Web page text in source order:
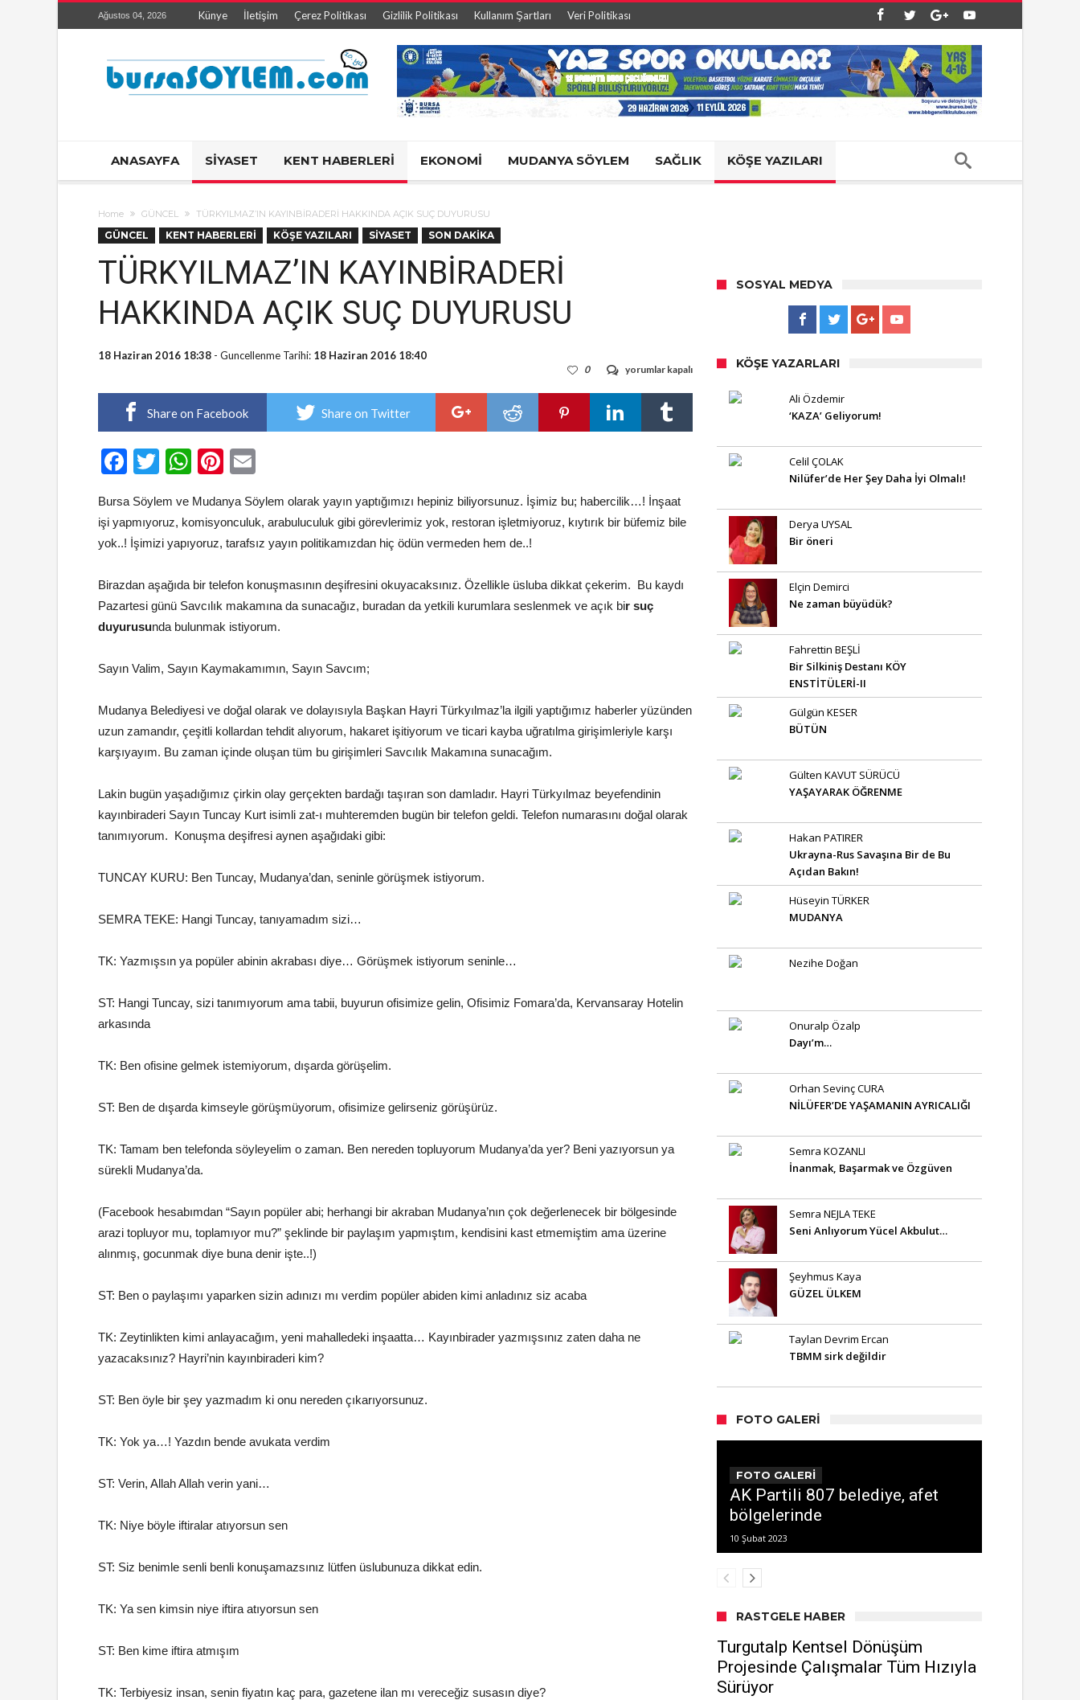
Ağustos 04, 2026 Künye İletişim Çerez Politikası Gizlilik Politikası Kullanım Şartları Veri Politikası
ANASAYFA SİYASET KENT HABERLERİ EKONOMİ MUDANYA SÖYLEM SAĞLIK KÖŞE YAZILARI
Home GÜNCEL TÜRKYILMAZ’IN KAYINBİRADERİ HAKKINDA AÇIK SUÇ DUYURUSU
GÜNCEL KENT HABERLERİ KÖŞE YAZILARI SİYASET SON DAKİKA
TÜRKYILMAZ’IN KAYINBİRADERİ
HAKKINDA AÇIK SUÇ DUYURUSU
18 Haziran 2016 18:38 - Guncellenme Tarihi: 18 Haziran 2016 18:40
TÜRKYILMAZ’IN
HAKKINDA
SUÇ
DUYURUSU
yorumlar kapalı
0
Share on Facebook Share on Twitter
Facebook
TwitterWhatsApp
Pinterest
Bursa Söylem ve Mudanya Söylem olarak yayın yaptığımızı hepiniz biliyorsunuz. İşimiz bu; habercilik…! İnşaat
işi yapmıyoruz, komisyonculuk, arabuluculuk gibi görevlerimiz yok, restoran işletmiyoruz, kıytırık bir büfemiz bile
yok..! İşimizi yapıyoruz, tarafsız yayın politikamızdan hiç ödün vermeden hem de..!
Birazdan aşağıda bir telefon konuşmasının deşifresini okuyacaksınız. Özellikle üsluba dikkat çekerim. Bu kaydı
Pazartesi günü Savcılık makamına da sunacağız, buradan da yetkili kurumlara seslenmek ve açık bir suç
duyurusunda bulunmak istiyorum.
Sayın Valim, Sayın Kaymakamımın, Sayın Savcım;
Mudanya Belediyesi ve doğal olarak ve dolayısıyla Başkan Hayri Türkyılmaz’la ilgili yaptığımız haberler yüzünden
uzun zamandır, çeşitli kollardan tehdit alıyorum, hakaret işitiyorum ve ticari kayba uğratılma girişimleriyle karşı
karşıyayım. Bu zaman içinde oluşan tüm bu girişimleri Savcılık Makamına sunacağım.
Lakin bugün yaşadığımız çirkin olay gerçekten bardağı taşıran son damladır. Hayri Türkyılmaz beyefendinin
kayınbiraderi Sayın Tuncay Kurt isimli zat-ı muhteremden bugün bir telefon geldi. Telefon numarasını doğal olarak
tanımıyorum. Konuşma deşifresi aynen aşağıdaki gibi:
TUNCAY KURU: Ben Tuncay, Mudanya’dan, seninle görüşmek istiyorum.
SEMRA TEKE: Hangi Tuncay, tanıyamadım sizi…
TK: Yazmışsın ya popüler abinin akrabası diye… Görüşmek istiyorum seninle…
ST: Hangi Tuncay, sizi tanımıyorum ama tabii, buyurun ofisimize gelin, Ofisimiz Fomara’da, Kervansaray Hotelin
arkasında
TK: Ben ofisine gelmek istemiyorum, dışarda görüşelim.
ST: Ben de dışarda kimseyle görüşmüyorum, ofisimize gelirseniz görüşürüz.
TK: Tamam ben telefonda söyleyelim o zaman. Ben nereden topluyorum Mudanya’da yer? Beni yazıyorsun ya
sürekli Mudanya’da.
(Facebook hesabımdan “Sayın popüler abi; herhangi bir akraban Mudanya’nın çok değerlenecek bir bölgesinde
arazi topluyor mu, toplamıyor mu?” şeklinde bir paylaşım yapmıştım, kendisini kast etmemiştim ama üzerine
alınmış, gocunmak diye buna denir işte..!)
ST: Ben o paylaşımı yaparken sizin adınızı mı verdim popüler abiden kimi anladınız siz acaba
TK: Zeytinlikten kimi anlayacağım, yeni mahalledeki inşaatta… Kayınbirader yazmışsınız zaten daha ne
yazacaksınız? Hayri’nin kayınbiraderi kim?
ST: Ben öyle bir şey yazmadım ki onu nereden çıkarıyorsunuz.
TK: Yok ya…! Yazdın bende avukata verdim
ST: Verin, Allah Allah verin yani…
TK: Niye böyle iftiralar atıyorsun sen
ST: Siz benimle senli benli konuşamazsınız lütfen üslubunuza dikkat edin.
TK: Ya sen kimsin niye iftira atıyorsun sen
ST: Ben kime iftira atmışım
TK: Terbiyesiz insan, senin fiyatın kaç para, gazetene ilan mı vereceğiz susasın diye?
SOSYAL MEDYA
KÖŞE YAZARLARI
Ali Özdemir
‘KAZA’ Geliyorum!
Celil ÇOLAK
Nilüfer’de Her Şey Daha İyi Olmalı!
Derya UYSAL
Bir öneri
Elçin Demirci
Ne zaman büyüdük?
Fahrettin BEŞLİ
Bir Silkiniş Destanı KÖY
ENSTİTÜLERİ-II
Gülgün KESER
BÜTÜN
Gülten KAVUT SÜRÜCÜ
YAŞAYARAK ÖĞRENME
Hakan PATIRER
Ukrayna-Rus Savaşına Bir de Bu
Açıdan Bakın!
Hüseyin TÜRKER
MUDANYA
Nezihe Doğan
Onuralp Özalp
Dayı’m…
Orhan Sevinç CURA
NİLÜFER’DE YAŞAMANIN AYRICALIĞI
Semra KOZANLI
İnanmak, Başarmak ve Özgüven
Semra NEJLA TEKE
Seni Anlıyorum Yücel Akbulut…
Şeyhmus Kaya
GÜZEL ÜLKEM
Taylan Devrim Ercan
TBMM sirk değildir
FOTO GALERI
FOTO GALERİ
AK Partili 807 belediye, afet
bölgelerinde
10 Şubat 2023
RASTGELE HABER
Turgutalp Kentsel Dönüşüm
Projesinde Çalışmalar Tüm Hızıyla
Sürüyor